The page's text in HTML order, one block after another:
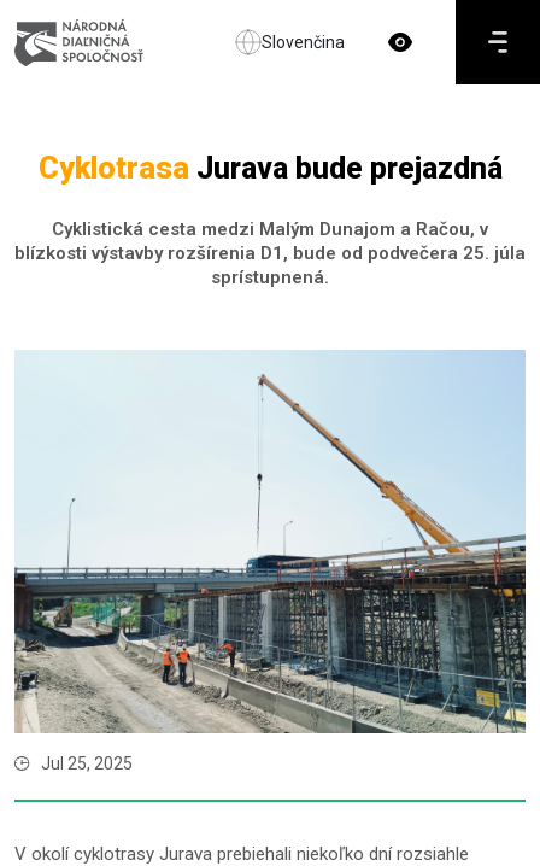
Slovenčina
CyklotrasaJurava bude prejazdná
Cyklistická cesta medzi Malým Dunajom a Račou, v
blízkosti výstavby rozšírenia D1, bude od podvečera 25. júla
sprístupnená.
Jul 25, 2025
V okolí cyklotrasy Jurava prebiehali niekoľko dní rozsiahle